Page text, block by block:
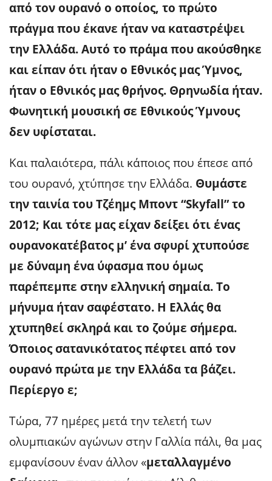
από τον ουρανό ο οποίος, το πρώτο
πράγμα που έκανε ήταν να καταστρέψει
την Ελλάδα. Αυτό το πράμα που ακούσθηκε
και είπαν ότι ήταν ο Εθνικός μας Ύμνος,
ήταν ο Εθνικός μας θρήνος. Θρηνωδία ήταν.
Φωνητική μουσική σε Εθνικούς Ύμνους
δεν υφίσταται.
Και παλαιότερα, πάλι κάποιος που έπεσε από
του ουρανό, χτύπησε την Ελλάδα. Θυμάστε
την ταινία του Τζέημς Μποντ “Skyfall” το
2012; Και τότε μας είχαν δείξει ότι ένας
ουρανοκατέβατος μ’ ένα σφυρί χτυπούσε
με δύναμη ένα ύφασμα που όμως
παρέπεμπε στην ελληνική σημαία. Το
μήνυμα ήταν σαφέστατο. Η Ελλάς θα
χτυπηθεί σκληρά και το ζούμε σήμερα.
Όποιος σατανικότατος πέφτει από τον
ουρανό πρώτα με την Ελλάδα τα βάζει.
Περίεργο ε;
Τώρα, 77 ημέρες μετά την τελετή των
ολυμπιακών αγώνων στην Γαλλία πάλι, θα μας
εμφανίσουν έναν άλλον «μεταλλαγμένο